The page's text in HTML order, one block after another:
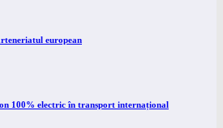
european
100% electric în transport internațional